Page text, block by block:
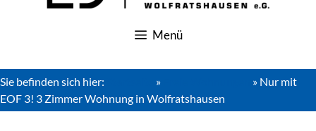
Menü
Sie befinden sich hier: » » Nur mit
EOF 3! 3 Zimmer Wohnung in Wolfratshausen